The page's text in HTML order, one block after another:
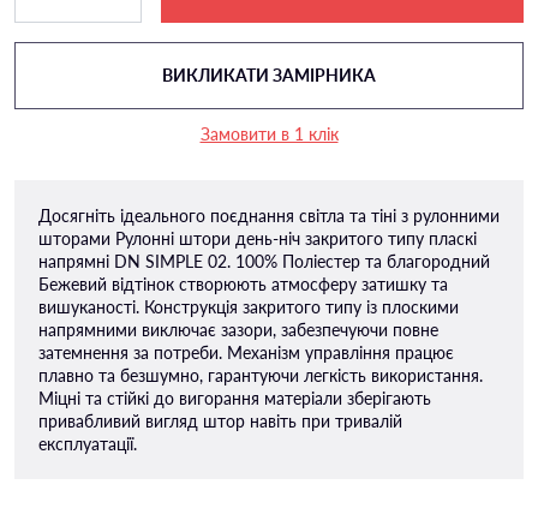
ВИКЛИКАТИ ЗАМІРНИКА
Замовити в 1 клік
Досягніть ідеального поєднання світла та тіні з рулонними
шторами Рулонні штори день-ніч закритого типу пласкi
напрямнi DN SIMPLE 02. 100% Поліестер та благородний
Бежевий відтінок створюють атмосферу затишку та
вишуканості. Конструкція закритого типу із плоскими
напрямними виключає зазори, забезпечуючи повне
затемнення за потреби. Механізм управління працює
плавно та безшумно, гарантуючи легкість використання.
Міцні та стійкі до вигорання матеріали зберігають
привабливий вигляд штор навіть при тривалій
експлуатації.